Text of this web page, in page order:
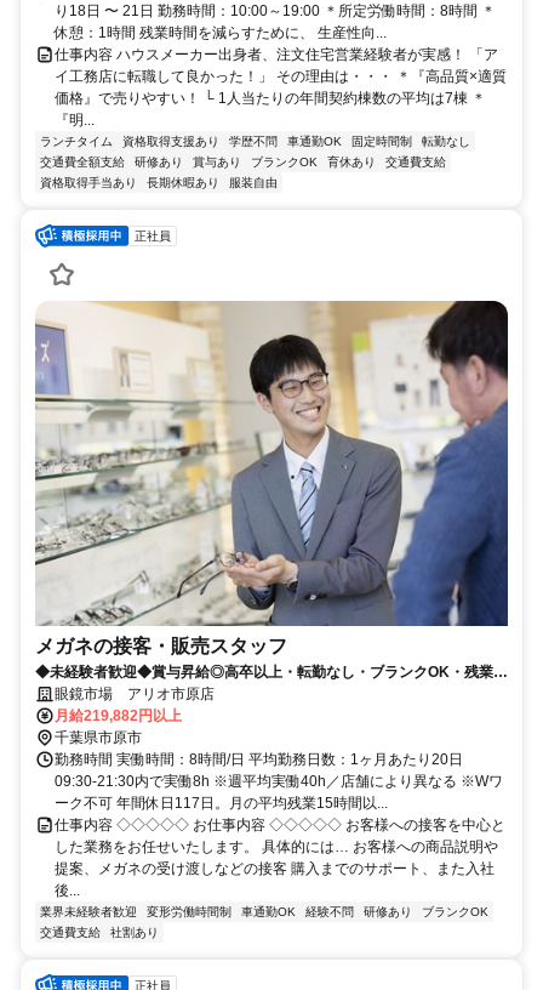
り18日 〜 21日 勤務時間：10:00～19:00 ＊所定労働時間：8時間 ＊
休憩：1時間 残業時間を減らすために、 生産性向...
仕事内容 ハウスメーカー出身者、注文住宅営業経験者が実感！ 「ア
イ工務店に転職して良かった！」 その理由は・・・ ＊『高品質×適質
価格』で売りやすい！ └ 1人当たりの年間契約棟数の平均は7棟 ＊
『明...
ランチタイム 資格取得支援あり 学歴不問 車通勤OK 固定時間制
転勤なし
交通費全額支給
研修あり 賞与あり ブランクOK 育休あり
交通費支給
資格取得手当あり
長期休暇あり 服装自由
正社員
メガネの接客・販売スタッフ
◆未経験者歓迎◆賞与昇給◎高卒以上・転勤なし・ブランクOK・残業少
なめ・業界No1！
眼鏡市場 アリオ市原店
月給219,882円以上
千葉県市原市
勤務時間 実働時間：8時間/日 平均勤務日数：1ヶ月あたり20日
09:30-21:30内で実働8h ※週平均実働40h／店舗により異なる ※Wワ
ーク不可 年間休日117日。月の平均残業15時間以...
仕事内容 ◇◇◇◇◇ お仕事内容 ◇◇◇◇◇ お客様への接客を中心と
した業務をお任せいたします。 具体的には… お客様への商品説明や
提案、メガネの受け渡しなどの接客 購入までのサポート、また入社
後...
業界未経験者歓迎 変形労働時間制 車通勤OK 経験不問 研修あり
ブランクOK
交通費支給
社割あり
正社員